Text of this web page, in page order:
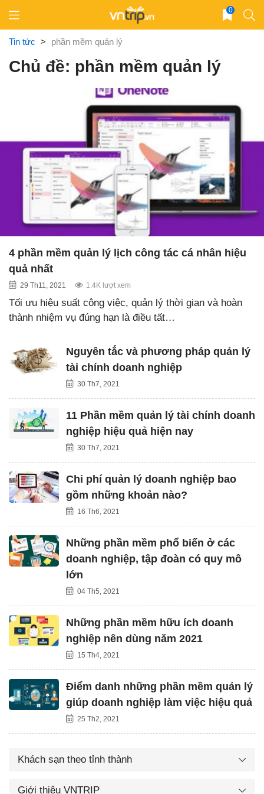
content
0
Tin tức > phần mềm quản lý
Chủ đề: phần mềm quản lý
4 phần mềm quản lý lịch công tác cá nhân hiệu
quả nhất
29 Th11, 2021 1.4K lượt xem
Tối ưu hiệu suất công việc, quản lý thời gian và hoàn
thành nhiệm vụ đúng hạn là điều tất…
Nguyên tắc và phương pháp quản lý
tài chính doanh nghiệp
30 Th7, 2021
11 Phần mềm quản lý tài chính doanh
nghiệp hiệu quả hiện nay
30 Th7, 2021
Chi phí quản lý doanh nghiệp bao
gồm những khoản nào?
16 Th6, 2021
Những phần mềm phổ biến ở các
doanh nghiệp, tập đoàn có quy mô
lớn
04 Th5, 2021
Những phần mềm hữu ích doanh
nghiệp nên dùng năm 2021
15 Th4, 2021
Điểm danh những phần mềm quản lý
giúp doanh nghiệp làm việc hiệu quả
25 Th2, 2021
Khách sạn theo tỉnh thành
Giới thiệu VNTRIP